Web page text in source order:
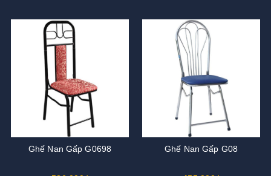
Ghế Nan Gấp G0698 Ghế Nan Gấp G08